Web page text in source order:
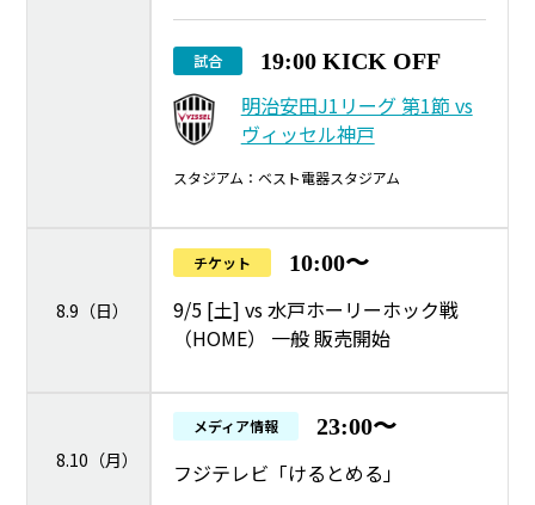
試合 19:00 KICK OFF
明治安田J1リーグ 第1節 vs
ヴィッセル神戸
スタジアム：ベスト電器スタジアム
8.9（日）
チケット 10:00〜
9/5 [土] vs 水戸ホーリーホック戦
（HOME） 一般 販売開始
8.10（月）
メディア情報 23:00〜
フジテレビ「けるとめる」